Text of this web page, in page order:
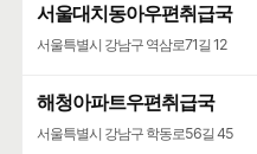
서울대치동아우편취급국
서울특별시 강남구 역삼로71길 12
해청아파트우편취급국
서울특별시 강남구 학동로56길 45